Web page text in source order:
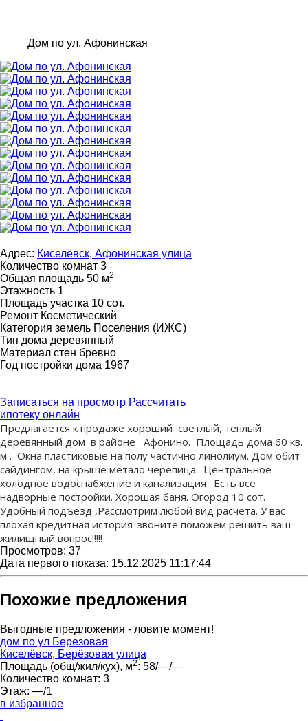
Дом по ул. Афонинская
Адрес: Киселёвск, Афонинская улица
Количество комнат 3
Общая площадь 50 м2
Этажность 1
Площадь участка 10 сот.
Ремонт Косметический
Категория земель Поселения (ИЖС)
Тип дома деревянный
Материал стен бревно
Год постройки дома 1967
Записаться на просмотр Рассчитать
ипотеку онлайн
Предлагается к продаже хороший светлый, теплый
деревянный дом в районе Афонино. Площадь дома 60 кв.
м . Окна пластиковые на полу частично линолиум. Дом обит
сайдингом, на крыше метало черепица. Центральное
холодное водоснабжение и канализация . Есть все
надворные постройки. Хорошая баня. Огород 10 сот.
Удобный подъезд ,Рассмотрим любой вид расчета. У вас
плохая кредитная история-звоните поможем решить ваш
жилищный вопрос!!!!!
Просмотров: 37
Дата первого показа: 15.12.2025 11:17:44
Похожие предложения
Выгодные предложения - ловите момент!
дом по ул Березовая
Киселёвск, Берёзовая улица
Площадь (общ/жил/кух), м2: 58/—/—
Количество комнат: 3
Этаж: —/1
в избранное